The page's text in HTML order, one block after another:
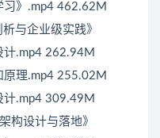
习》.mp4 462.62M
与企业级实践》
计.mp4 262.94M
原理.mp4 255.02M
计.mp4 309.49M
构设计与落地》